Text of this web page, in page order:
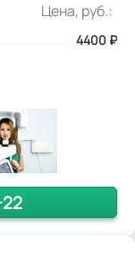
Цена, руб.:
4400 ₽